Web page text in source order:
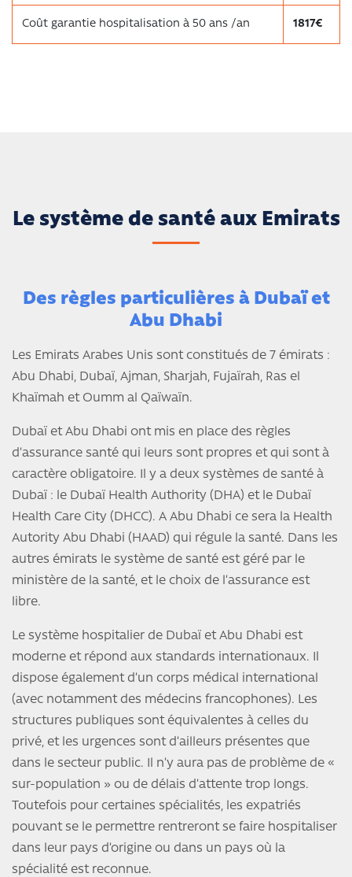
Coût garantie hospitalisation à 50 ans /an 1817€
Le système de santé aux Emirats
Des règles particulières à Dubaï et
Abu Dhabi
Les Emirats Arabes Unis sont constitués de 7 émirats :
Abu Dhabi, Dubaï, Ajman, Sharjah, Fujaïrah, Ras el
Khaïmah et Oumm al Qaïwaïn.
Dubaï et Abu Dhabi ont mis en place des règles
d’assurance santé qui leurs sont propres et qui sont à
caractère obligatoire. Il y a deux systèmes de santé à
Dubaï : le Dubaï Health Authority (DHA) et le Dubaï
Health Care City (DHCC). A Abu Dhabi ce sera la Health
Autority Abu Dhabi (HAAD) qui régule la santé. Dans les
autres émirats le système de santé est géré par le
ministère de la santé, et le choix de l’assurance est
libre.
Le système hospitalier de Dubaï et Abu Dhabi est
moderne et répond aux standards internationaux. Il
dispose également d’un corps médical international
(avec notamment des médecins francophones). Les
structures publiques sont équivalentes à celles du
privé, et les urgences sont d’ailleurs présentes que
dans le secteur public. Il n’y aura pas de problème de «
sur-population » ou de délais d’attente trop longs.
Toutefois pour certaines spécialités, les expatriés
pouvant se le permettre rentreront se faire hospitaliser
dans leur pays d’origine ou dans un pays où la
spécialité est reconnue.